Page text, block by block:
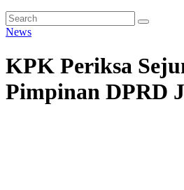
News
KPK Periksa
Pimpinan DPRD